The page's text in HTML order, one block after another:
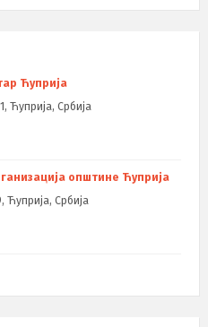
Ћуприја
Ћуприја, Србија
општине Ћуприја
Ћуприја, Србија